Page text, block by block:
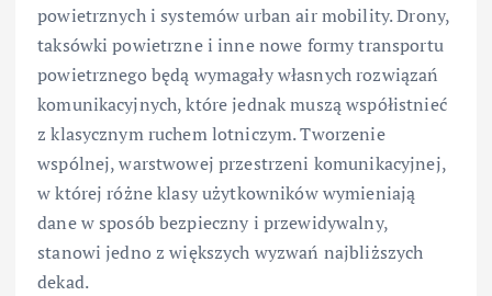
powietrznych i systemów urban air mobility. Drony,
taksówki powietrzne i inne nowe formy transportu
powietrznego będą wymagały własnych rozwiązań
komunikacyjnych, które jednak muszą współistnieć
z klasycznym ruchem lotniczym. Tworzenie
wspólnej, warstwowej przestrzeni komunikacyjnej,
w której różne klasy użytkowników wymieniają
dane w sposób bezpieczny i przewidywalny,
stanowi jedno z większych wyzwań najbliższych
dekad.